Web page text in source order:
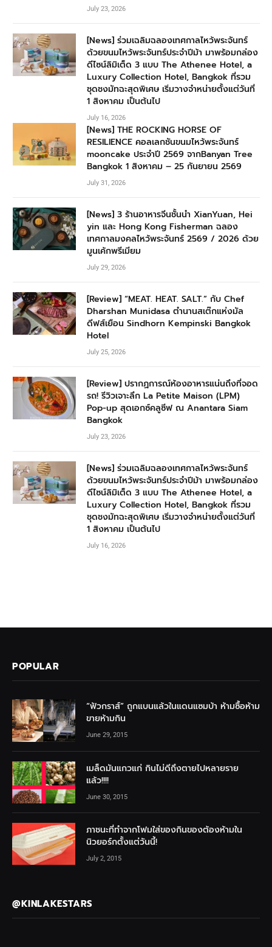
July 23, 2026
[News] ร่วมเฉลิมฉลองเทศกาลไหว้พระจันทร์
ด้วยขนมไหว้พระจันทร์ประจำปีม้า มาพร้อมกล่อง
ดีไซน์ลิมิเต็ด 3 แบบ The Athenee Hotel, a
Luxury Collection Hotel, Bangkok ที่รวม
ชุดชงมัทฉะสุดพิเศษ เริ่มวางจำหน่ายตั้งแต่วันที่
1 สิงหาคม เป็นต้นไป
July 16, 2026
[News] THE ROCKING HORSE OF
RESILIENCE คอลเลกชันขนมไหว้พระจันทร์
mooncake ประจำปี 2569 จากBanyan Tree
Bangkok 1 สิงหาคม – 25 กันยายน 2569
July 31, 2026
[News] 3 ร้านอาหารจีนชั้นนำ XianYuan, Hei
yin และ Hong Kong Fisherman ฉลอง
เทศกาลมงคลไหว้พระจันทร์ 2569 / 2026 ด้วย
มูนเค้กพรีเมียม
July 29, 2026
[Review] “MEAT. HEAT. SALT.” กับ Chef
Dharshan Munidasa ตำนานสเต๊กแห่งมัล
ดีฟส์เยือน Sindhorn Kempinski Bangkok
Hotel
July 25, 2026
[Review] ปรากฏการณ์ห้องอาหารแน่นถึงที่จอด
รถ! รีวิวเจาะลึก La Petite Maison (LPM)
Pop-up สุดเอกซ์คลูซีฟ ณ Anantara Siam
Bangkok
July 23, 2026
[News] ร่วมเฉลิมฉลองเทศกาลไหว้พระจันทร์
ด้วยขนมไหว้พระจันทร์ประจำปีม้า มาพร้อมกล่อง
ดีไซน์ลิมิเต็ด 3 แบบ The Athenee Hotel, a
Luxury Collection Hotel, Bangkok ที่รวม
ชุดชงมัทฉะสุดพิเศษ เริ่มวางจำหน่ายตั้งแต่วันที่
1 สิงหาคม เป็นต้นไป
July 16, 2026
POPULAR
“ฟัวกราส์” ถูกแบนแล้วในแดนแซมบ้า ห้ามซื้อห้าม
ขายห้ามกิน
June 29, 2015
เมล็ดมันแกวแก่ กินไม่ดีถึงตายไปหลายราย
แล้ว!!!!
June 30, 2015
ภาชนะที่ทำจากโฟมใส่ของกินของต้องห้ามใน
นิวยอร์กตั้งแต่วันนี้!
July 2, 2015
@KINLAKESTARS